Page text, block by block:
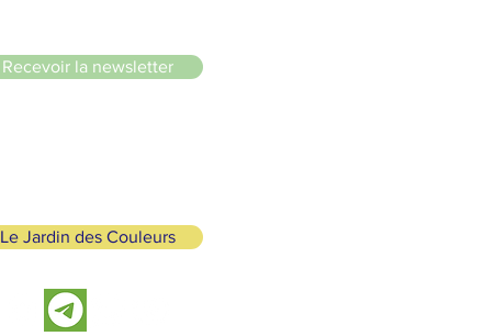
Recevoir la newsletter
Le Jardin des Couleurs